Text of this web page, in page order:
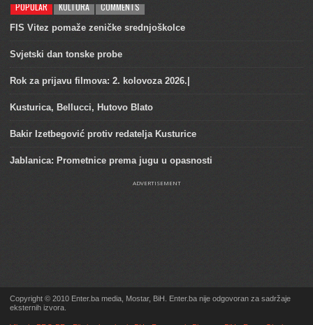
POPULAR KULTURA COMMENTS
FIS Vitez pomaže zeničke srednjoškolce
Svjetski dan tonske probe
Rok za prijavu filmova: 2. kolovoza 2026.|
Kusturica, Bellucci, Hutovo Blato
Bakir Izetbegović protiv redatelja Kusturice
Jablanica: Prometnice prema jugu u opasnosti
ADVERTISEMENT
Copyright © 2010 Enter.ba media, Mostar, BiH. Enter.ba nije odgovoran za sadržaje
eksternih izvora.